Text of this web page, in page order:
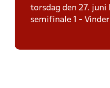
torsdag den 27. juni
semifinale 1 -